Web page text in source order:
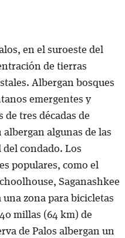
en el suroeste del
de tierras
Albergan bosques
emergentes y
de tres décadas de
algunas de las
del condado. Los
populares, como el
Saganashkee
una zona para bicicletas
millas (64 km) de
de Palos albergan un